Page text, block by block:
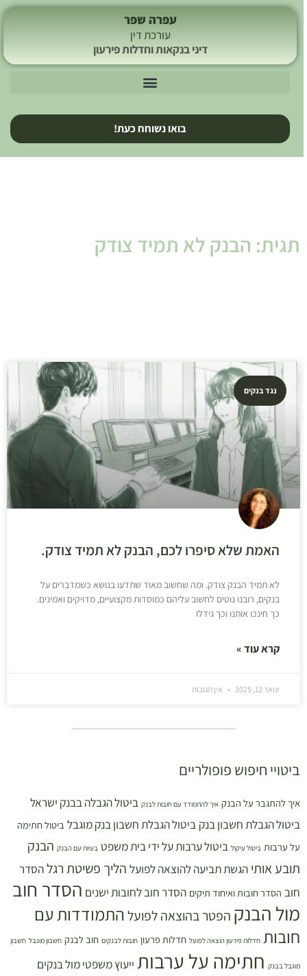
עפרה שפר
עורכת דין
דיני בנקאות וחדלות פירעון
בואו נשוחח כעת!
תגית: הבנק לא תמיד צודק
נגד בנקים
האמת שלא סיפרו לכם, הבנק לא תמיד צודק.
לא תמיד הבנק צודק. ומה שחשוב מאוד שתדעו בנושא כשמדברים על
בנקים, רובנו נוטים לחשוב עליהם כמוסדות מקצועיים, מדויקים ואמינים.
כך חינכו אותנו וכך גידלו
קרא עוד »
ינואר 12, 2025 אין תגובות
ביטויי חיפוש פופולריים
איך להתגבר על הבנק איך להתמודד עם חובות לבנק ביטול הגבלה בבנק ישראל
ביטול הגבלת חשבון בנק ביטול הגבלת חשבון בנק מוגבל ביטול חתימה
על ערבות ביטול עיקול ביטול ערבות על ידי בית משפט בעיות עם הבנק הבנק
תובע אותי הגשת תביעה להוצאה לפועל הליך פשיטת רגל הסדר
חוב הסדר חובות ואיחוד תיקים הסדר חוב לחובות ישנים הסדר חוב
מול הבנק הפטר בהוצאה לפועל התמודדות עם
חובות חדלות פירעון הוצאה לפועל חדלות פרעון חובות לבנקים חוב לבנק חשבון מוגבל חשבון
מוגבל בבנק חתימה על ערבות ייעוץ משפטי מול בנקים